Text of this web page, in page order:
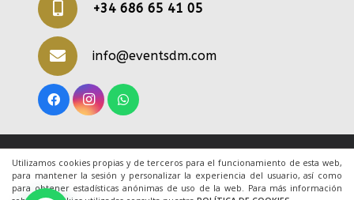
Utilizamos cookies propias y de terceros para el funcionamiento de esta web,
para mantener la sesión y personalizar la experiencia del usuario, así como
para obtener estadísticas anónimas de uso de la web. Para más información
+34 686 65 41 05
info@eventsdm.com
© 2020 Todos los derechos reservados. Una web
deACRILONIA